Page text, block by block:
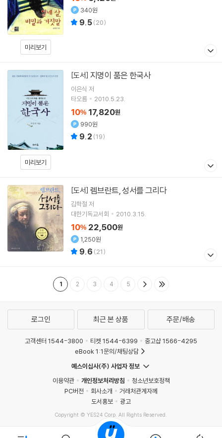
미리보기
340원
9.5(20)
미리보기
[도서] 지명이 품은 한국사
이은식 저
타오름
2010.5.23.
10% 17,820원
990원
9.2 (19)
[도서] 렘브란트, 성서를 그리다
김학철 저
대한기독교서회
2010.3.15.
10% 22,500원
1,250원
9.6 (21)
1 2 3 4 5
로그인 최근 본 상품 주문/배송
고객센터 1544-3800 티켓 1544-6399
중고샵 1566-4295
eBook 1:1문의/채팅상담
예스이십사(주) 사업자 정보
이용약관
개인정보처리방침
청소년보호정책
PC버전
회사소개
거래처관계자께
도서홍보
광고
Copyright © YES24 Corp. All Rights Reserved.